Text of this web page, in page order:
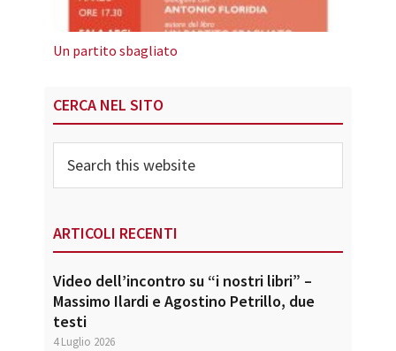
Un partito sbagliato
Primary
Sidebar
CERCA NEL SITO
this
ARTICOLI RECENTI
Video dell’incontro su “i nostri libri” –
Massimo Ilardi e Agostino Petrillo, due
testi
4 Luglio 2026